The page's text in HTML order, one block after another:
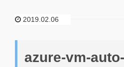
2019.02.06
azure-vm-